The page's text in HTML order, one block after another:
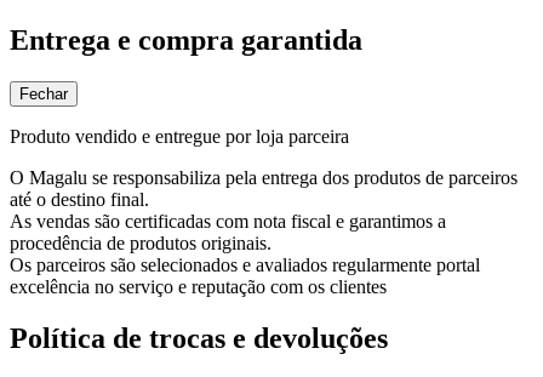
Entrega e compra garantida
Fechar
Produto vendido e entregue por loja parceira
O Magalu se responsabiliza pela entrega dos produtos de parceiros
até o destino final.
As vendas são certificadas com nota fiscal e garantimos a
procedência de produtos originais.
Os parceiros são selecionados e avaliados regularmente portal
excelência no serviço e reputação com os clientes
Política de trocas e devoluções